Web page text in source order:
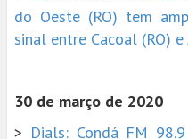
do Oeste (RO) tem
sinal entre Cacoal (RO) e
30 de março de 2020
> Dials: Condá FM